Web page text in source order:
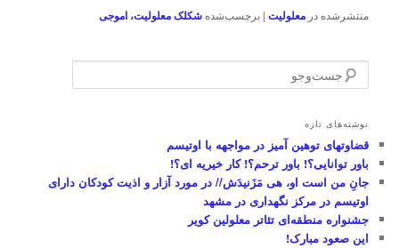
منتشرشده در معلولیت |برچسب‌شده شکلک معلولیت، اموجی
س
و
و
نوشته‌های تازه
قضاوتهای توهین آمیز در مواجهه با اوتیسم
باور توانایی؟! باور ترحم؟! کار خیریه ای؟!
جانِ من است او، هی مَزَنیدَش// در مورد آزار و اذیت کودکان دارای
اوتیسم در مرکز نگهداری در مشهد
جشنواره منطقه‌ای تئاتر معلولین کویر
این صعود مبارک!